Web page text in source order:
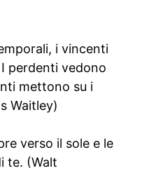
i vincenti
perdenti vedono
mettono su i
Waitley)
verso il sole e le
te. (Walt